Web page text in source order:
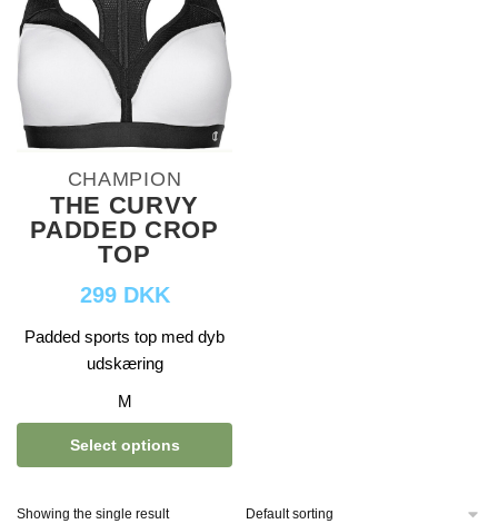
CHAMPION
THE CURVY
PADDED CROP
TOP
299 DKK
Padded sports top med dyb
udskæring
M
Select options
Showing the single result